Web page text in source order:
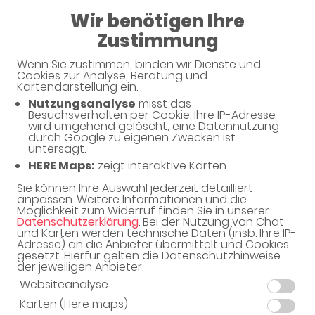
Wir benötigen Ihre
Zustimmung
Wenn Sie zustimmen, binden wir Dienste und
Cookies zur Analyse, Beratung und
Kartendarstellung ein.
Nutzungsanalyse misst das
Besuchsverhalten per Cookie. Ihre IP-Adresse
wird umgehend gelöscht, eine Datennutzung
durch Google zu eigenen Zwecken ist
untersagt.
HERE Maps: zeigt interaktive Karten.
Sie können Ihre Auswahl jederzeit detailliert
anpassen. Weitere Informationen und die
Möglichkeit zum Widerruf finden Sie in unserer
Datenschutzerklärung. Bei der Nutzung von Chat
und Karten werden technische Daten (insb. Ihre IP-
Adresse) an die Anbieter übermittelt und Cookies
gesetzt. Hierfür gelten die Datenschutzhinweise
der jeweiligen Anbieter.
Websiteanalyse
Karten (Here maps)
Berg-Apotheke
Willkommen in Ihrer Apotheke
Ihre Gesundheitsberatung vor Ort
Adresse
Bornhardtstr. 12
38678 Clausthal-Zellerfeld